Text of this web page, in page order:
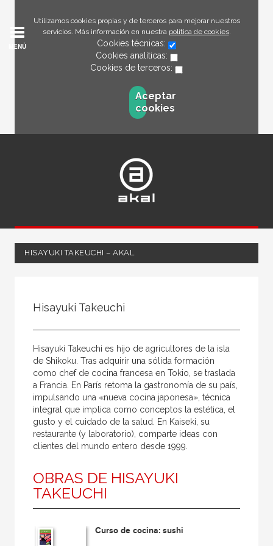
Utilizamos cookies propias y de terceros para mejorar nuestros
servicios. Más información en nuestra política de cookies.
Cookies técnicas:
Cookies analíticas:
Cookies de terceros:
Aceptar
cookies
MENÚ
HISAYUKI TAKEUCHI – AKAL
Coordinador
Editor
Editora
Escritor
Escritora
Prologuista
Hisayuki Takeuchi
Hisayuki Takeuchi es hijo de agricultores de la isla
de Shikoku. Tras adquirir una sólida formación
como chef de cocina francesa en Tokio, se traslada
a Francia. En París retoma la gastronomía de su país,
impulsando una «nueva cocina japonesa», técnica
integral que implica como conceptos la estética, el
gusto y el cuidado de la salud. En Kaiseki, su
restaurante (y laboratorio), comparte ideas con
clientes del mundo entero desde 1999.
OBRAS DE HISAYUKI
TAKEUCHI
Curso de cocina: sushi